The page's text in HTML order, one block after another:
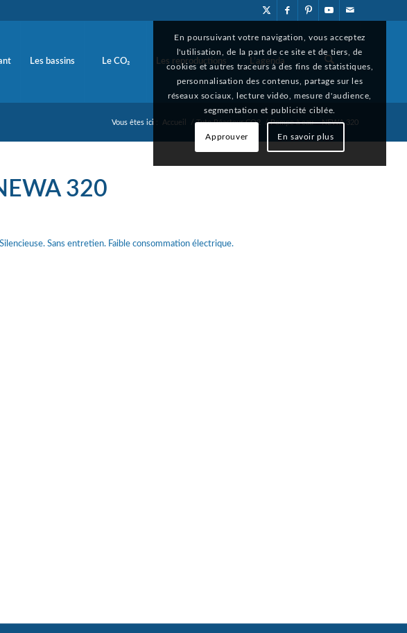
Les bassins Le CO₂ Les reproductions L’agenda
Vous êtes ici : Accueil / Tuto Réacteur CO2 / Pompe à eau – NEWA 320
320
Sans entretien. Faible consommation électrique.
En poursuivant votre navigation, vous acceptez
l'utilisation, de la part de ce site et de tiers, de
cookies et autres traceurs à des fins de statistiques,
personnalisation des contenus, partage sur les
réseaux sociaux, lecture vidéo, mesure d'audience,
segmentation et publicité ciblée.
Approuver En savoir plus